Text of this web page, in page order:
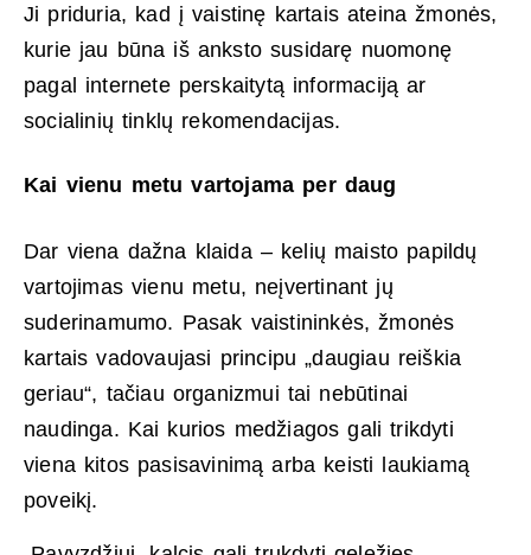
Ji priduria, kad į vaistinę kartais ateina žmonės,
kurie jau būna iš anksto susidarę nuomonę
pagal internete perskaitytą informaciją ar
socialinių tinklų rekomendacijas.
Kai vienu metu vartojama per daug
Dar viena dažna klaida – kelių maisto papildų
vartojimas vienu metu, neįvertinant jų
suderinamumo. Pasak vaistininkės, žmonės
kartais vadovaujasi principu „daugiau reiškia
geriau“, tačiau organizmui tai nebūtinai
naudinga. Kai kurios medžiagos gali trikdyti
viena kitos pasisavinimą arba keisti laukiamą
poveikį.